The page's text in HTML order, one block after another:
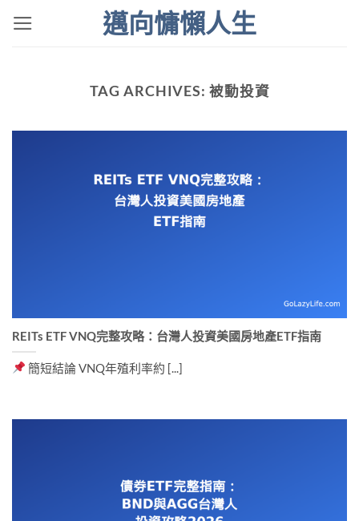
邁向慵懶人生
TAG ARCHIVES: 被動投資
REITs ETF VNQ完整攻略：台灣人投資美國房地產ETF指南
簡短結論 VNQ年殖利率約 [...]